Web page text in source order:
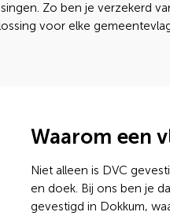
Zo ben je verzekerd
voor elke
Waarom een
Niet alleen is DVC
en doek. Bij ons ben je
gevestigd in Dokkum,